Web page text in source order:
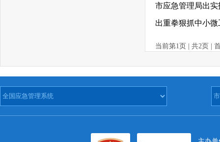
市应急管理局出实
出重拳狠抓中小
当前第1页 | 共2页 |